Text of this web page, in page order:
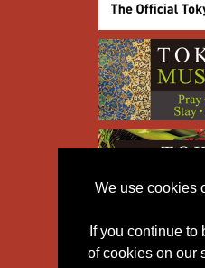
We use cookies
If you continue
of cookies on our